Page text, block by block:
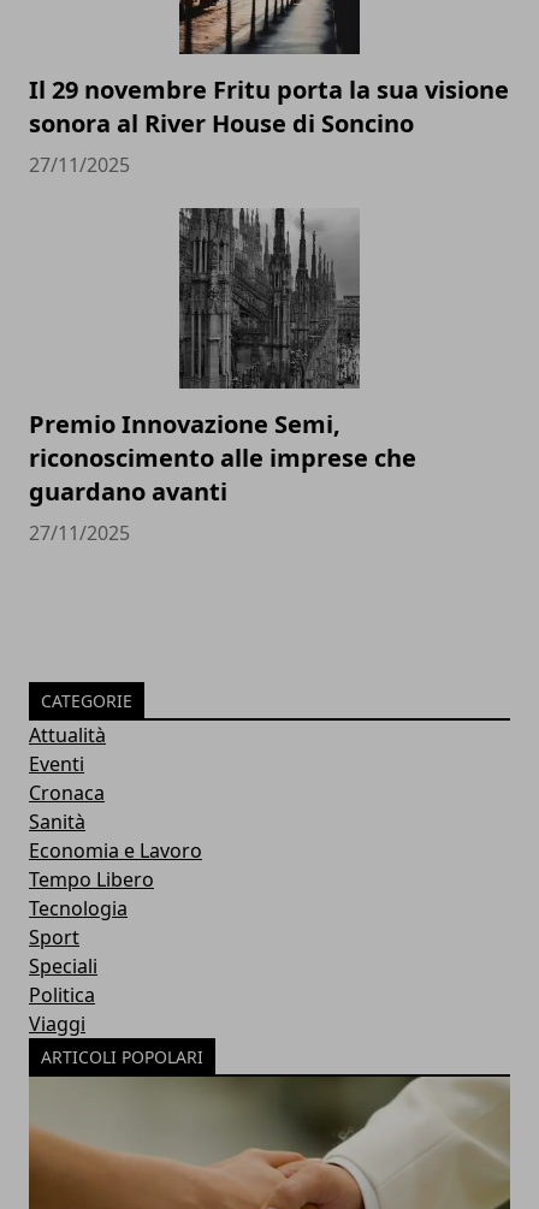
Il 29 novembre Fritu porta la sua visione
sonora al River House di Soncino
27/11/2025
Premio Innovazione Semi,
riconoscimento alle imprese che
guardano avanti
27/11/2025
CATEGORIE
Attualità
Eventi
Cronaca
Sanità
Economia e Lavoro
Tempo Libero
Tecnologia
Sport
Speciali
Politica
Viaggi
ARTICOLI POPOLARI